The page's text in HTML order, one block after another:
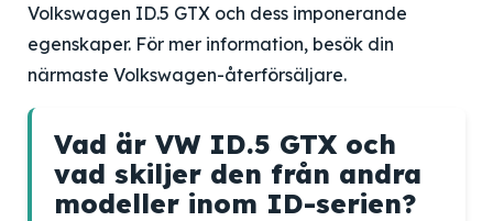
Volkswagen ID.5 GTX och dess imponerande
egenskaper. För mer information, besök din
närmaste Volkswagen-återförsäljare.
Vad är VW ID.5 GTX och
vad skiljer den från andra
modeller inom ID-serien?